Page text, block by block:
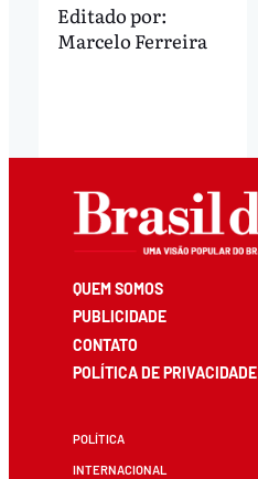
Editado por:
Marcelo Ferreira
QUEM SOMOS
PUBLICIDADE
CONTATO
POLÍTICA DE PRIVACIDADE
POLÍTICA
INTERNACIONAL